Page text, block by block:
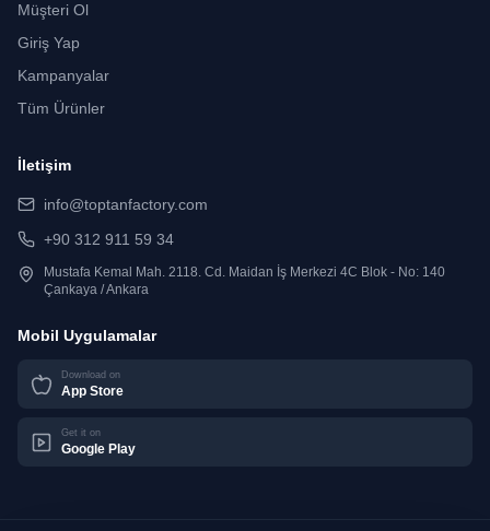
Müşteri Ol
Giriş Yap
Kampanyalar
Tüm Ürünler
İletişim
info@toptanfactory.com
+90 312 911 59 34
Mustafa Kemal Mah. 2118. Cd. Maidan İş Merkezi 4C Blok - No: 140
Çankaya / Ankara
Mobil Uygulamalar
Download on
App Store
Get it on
Google Play